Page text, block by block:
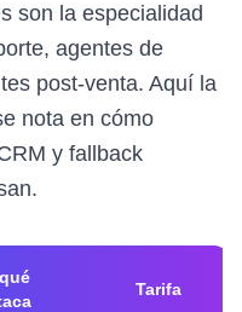
son la especialidad
agentes de
post-venta. Aquí la
nota en cómo
y fallback
Tarifa